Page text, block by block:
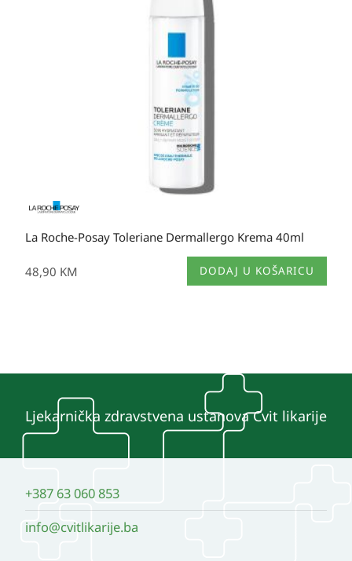
La Roche-Posay Toleriane Dermallergo Krema 40ml
48,90 KM DODAJ U KOŠARICU
Ljekarnička zdravstvena ustanova Cvit likarije
+387 63 060 853
info@cvitlikarije.ba